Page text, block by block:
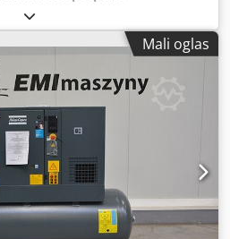
Mali oglas